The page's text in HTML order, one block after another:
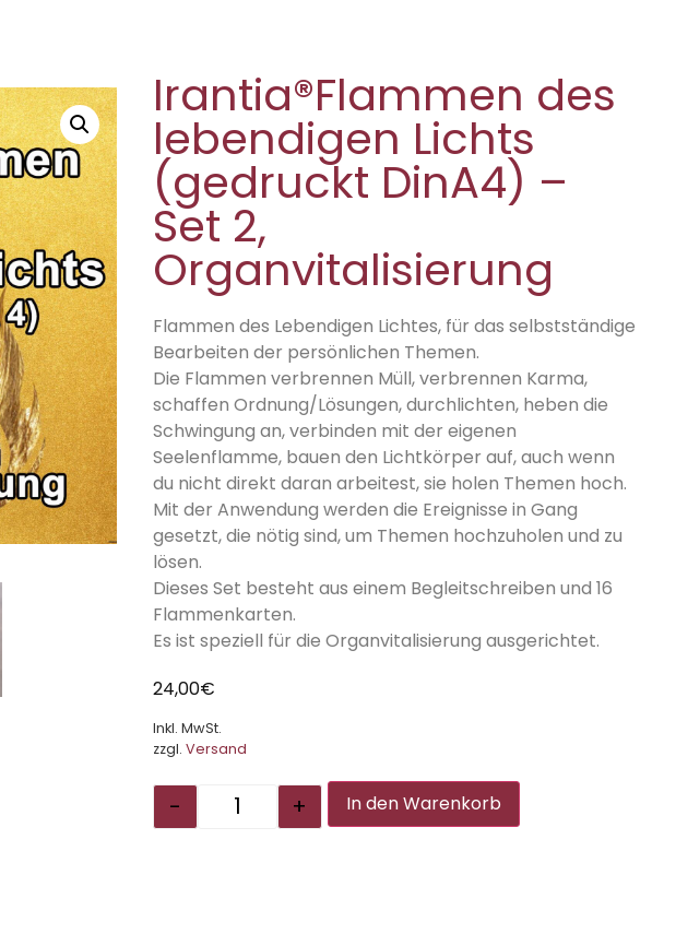
Irantia®Flammen des
lebendigen Lichts
(gedruckt DinA4) –
Set 2,
Organvitalisierung
Flammen des Lebendigen Lichtes, für das selbstständige
Bearbeiten der persönlichen Themen.
Die Flammen verbrennen Müll, verbrennen Karma,
schaffen Ordnung/Lösungen, durchlichten, heben die
Schwingung an, verbinden mit der eigenen
Seelenflamme, bauen den Lichtkörper auf, auch wenn
du nicht direkt daran arbeitest, sie holen Themen hoch.
Mit der Anwendung werden die Ereignisse in Gang
gesetzt, die nötig sind, um Themen hochzuholen und zu
lösen.
Dieses Set besteht aus einem Begleitschreiben und 16
Flammenkarten.
Es ist speziell für die Organvitalisierung ausgerichtet.
24,00€
Inkl. MwSt.
zzgl.Versand
- + In den Warenkorb